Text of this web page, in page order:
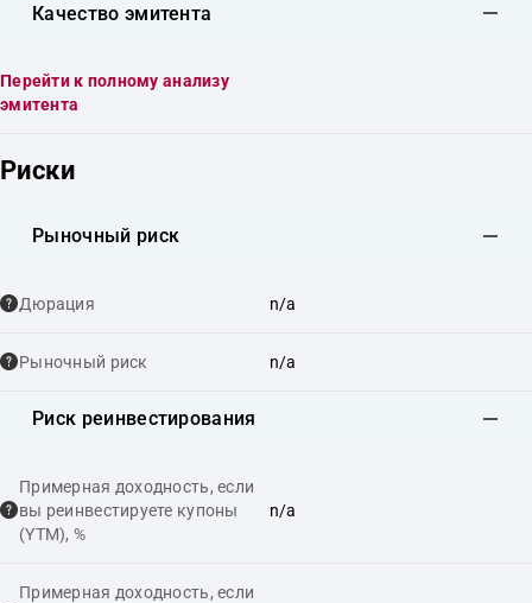
Качество эмитента
Перейти к полному анализу
эмитента
Риски
Рыночный риск
Дюрация n/a
Рыночный риск n/a
Риск реинвестирования
Примерная доходность, если
вы реинвестируете купоны
(YTM), %
n/a
Примерная доходность, если